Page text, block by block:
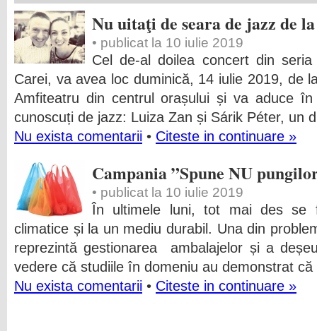
Nu uitaţi de seara de jazz de
• publicat la 10 iulie 2019
Cel de-al doilea concert din
Carei, va avea loc duminică, 14 iulie 2019, de
Amfiteatru din centrul orașului și va aduce
cunoscuți de jazz: Luiza Zan și Sárik Péter, un
Nu exista comentarii • Citeste in continuare »
Campania ”Spune NU
• publicat la 10 iulie 2019
În ultimele luni, tot mai des se
climatice și la un mediu durabil. Una din
reprezintă gestionarea ambalajelor și a
vedere că studiile în domeniu au demonstrat
Nu exista comentarii • Citeste in continuare »